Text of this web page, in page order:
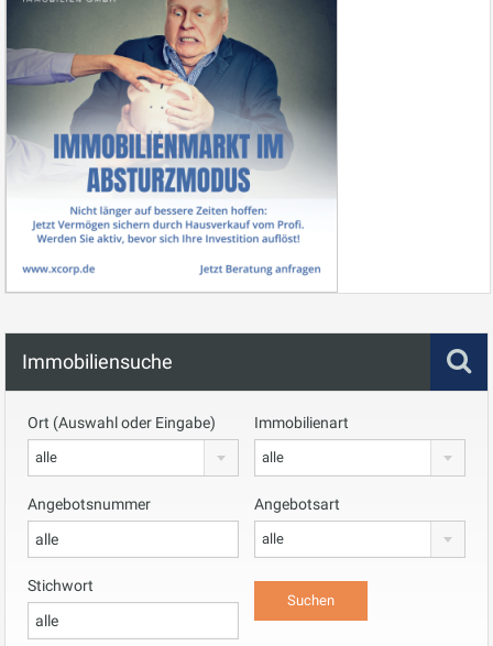
Immobiliensuche
Ort (Auswahl oder Eingabe)
alle
Immobilienart
alle
Angebotsnummer Angebotsart
alle
Stichwort